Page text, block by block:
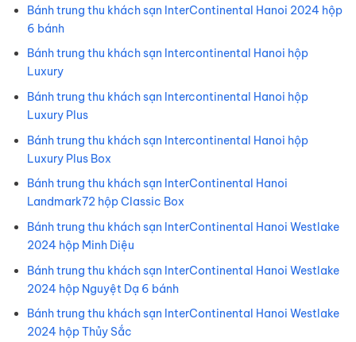
Bánh trung thu khách sạn InterContinental Hanoi 2024 hộp
6 bánh
Bánh trung thu khách sạn Intercontinental Hanoi hộp
Luxury
Bánh trung thu khách sạn Intercontinental Hanoi hộp
Luxury Plus
Bánh trung thu khách sạn Intercontinental Hanoi hộp
Luxury Plus Box
Bánh trung thu khách sạn InterContinental Hanoi
Landmark72 hộp Classic Box
Bánh trung thu khách sạn InterContinental Hanoi Westlake
2024 hộp Minh Diệu
Bánh trung thu khách sạn InterContinental Hanoi Westlake
2024 hộp Nguyệt Dạ 6 bánh
Bánh trung thu khách sạn InterContinental Hanoi Westlake
2024 hộp Thủy Sắc